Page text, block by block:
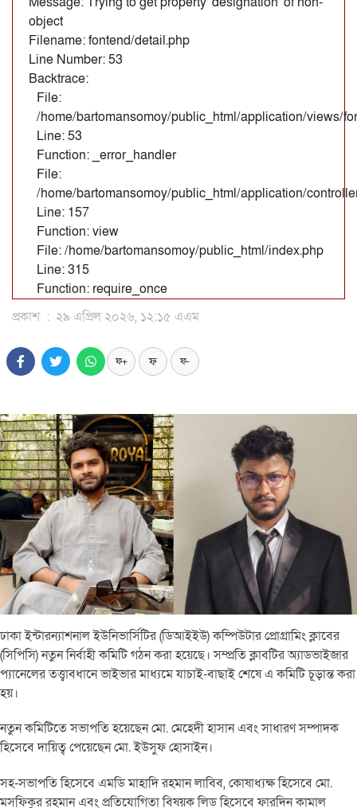
object
Filename: fontend/detail.php
Line Number: 53
Backtrace:
File:
/home/bartomansomoy/public_html/application/views/
Line: 53
Function: _error_handler
File:
/home/bartomansomoy/public_html/application/
Line: 157
Function: view
File: /home/bartomansomoy/public_html/index.php
Line: 315
Function: require_once
প্রকাশ : ২৯ এপ্রিল ২০২৬, ১২:১৫ এএম
ফ+ ফ ফ-
ঢাকা ইন্টারন্যাশনাল ইউনিভার্সিটির (ডিআইইউ) কম্পিউটার প্রোগ্রামিং ক্লাবের
(সিপিসি) নতুন নির্বাহী কমিটি গঠন করা হয়েছে। সম্প্রতি ক্লাবটির অ্যাডভাইজার
প্যানেলের তত্ত্বাবধানে ভাইভার মাধ্যমে যাচাই-বাছাই শেষে এ কমিটি চূড়ান্ত করা
হয়।
নতুন কমিটিতে সভাপতি হয়েছেন মো. মেহেদী হাসান এবং সাধারণ সম্পাদক
হিসেবে দায়িত্ব পেয়েছেন মো. ইউসুফ হোসাইন।
সহ-সভাপতি হিসেবে এমডি মাহাদি রহমান লাবিব, কোষাধ্যক্ষ হিসেবে মো.
মসফিকুর রহমান এবং প্রতিযোগিতা বিষয়ক লিড হিসেবে ফারদিন কামাল